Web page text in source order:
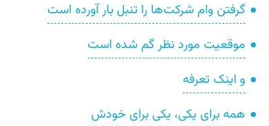
گرفتن وام شرکت‌ها را تنبل بار آورده است
موقعیت مورد نظر گم شده است
و اینک تعرفه
همه برای یکی، یکی برای خودش